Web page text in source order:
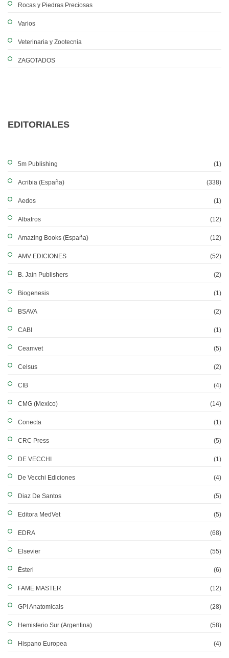
Rocas y Piedras Preciosas
Varios
Veterinaria y Zootecnia
ZAGOTADOS
EDITORIALES
5m Publishing (1)
Acribia (España) (338)
Aedos (1)
Albatros (12)
Amazing Books (España) (12)
AMV EDICIONES (52)
B. Jain Publishers (2)
Biogenesis (1)
BSAVA (2)
CABI (1)
Ceamvet (5)
Celsus (2)
CIB (4)
CMG (Mexico) (14)
Conecta (1)
CRC Press (5)
DE VECCHI (1)
De Vecchi Ediciones (4)
Diaz De Santos (5)
Editora MedVet (5)
EDRA (68)
Elsevier (55)
Ésteri (6)
FAME MASTER (12)
GPI Anatomicals (28)
Hemisferio Sur (Argentina) (58)
Hispano Europea (4)